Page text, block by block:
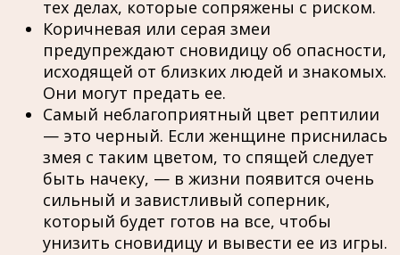
тех делах, которые сопряжены с риском.
Коричневая или серая змеи
предупреждают сновидицу об опасности,
исходящей от близких людей и знакомых.
Они могут предать ее.
Самый неблагоприятный цвет рептилии
— это черный. Если женщине приснилась
змея с таким цветом, то спящей следует
быть начеку, — в жизни появится очень
сильный и завистливый соперник,
который будет готов на все, чтобы
унизить сновидицу и вывести ее из игры.